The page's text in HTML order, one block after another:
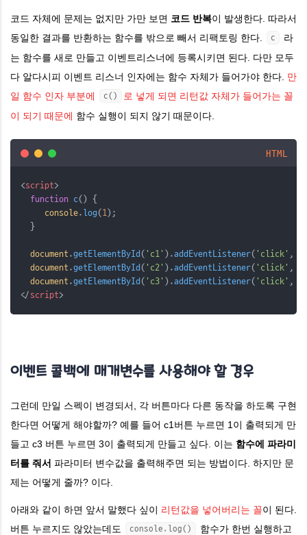
코드 자체에 문제는 없지만 가만 보면 코드 반복이 발생한다. 따라서
동일한 결과를 반환하는 함수를 밖으로 빼서 리팩토링 한다.
c
라
는 함수를 새로 만들고 이벤트리스너에 등록시키면 된다. 다만 모두
다 알다시피 이벤트 리스너 인자에는 함수 자체가 들어가야 한다. 만
일 함수 인자 부분에
c()
로 넣게 되면 리턴값 자체가 들어가는 꼴
이 되기 때문에 함수 실행이 되지 않기 때문이다.
HTML
<script>
function c() {
console. log( 1 );
  }
document .getElementById ( 'c1' ).addEventListener( 'click' ,
document .getElementById ( 'c2' ).addEventListener( 'click' ,
document .getElementById ( 'c3' ).addEventListener( 'click' ,
</ script>
이벤트 콜백에 매개변수를 사용해야 할 경우
그런데 만일 스펙이 변경되서, 각 버튼마다 다른 동작을 하도록 구현
한다면 어떻게 해야할까? 예를 들어 c1버튼 누르면 1이 출력되게 만
들고 c3 버튼 누르면 3이 출력되게 만들고 싶다. 이는 함수에 파라미
터를 줘서 파라미터 변수값을 출력해주면 되는 방법이다. 하지만 문
제는 어떻게 줄까? 이다.
아래와 같이 하면 앞서 말했다 싶이 리턴값을 넣어버리는 꼴이 된다.
버튼 누르지도 않았는데도
console.log()
함수가 한번 실행하고